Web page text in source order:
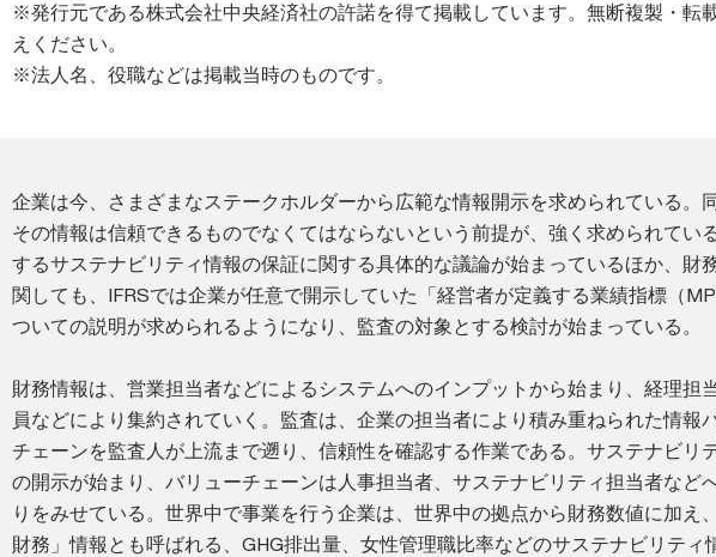
※発行元である株式会社中央経済社の許諾を得て掲載しています。無断複製・転
えください。
※法人名、役職などは掲載当時のものです。
企業は今、さまざまなステークホルダーから広範な情報開示を求められている。同
その情報は信頼できるものでなくてはならないという前提が、強く求められてい
するサステナビリティ情報の保証に関する具体的な議論が始まっているほか、財
関しても、IFRSでは企業が任意で開示していた「経営者が定義する業績指標（
ついての説明が求められるようになり、監査の対象とする検討が始まっている。
財務情報は、営業担当者などによるシステムへのインプットから始まり、経理担
員などにより集約されていく。監査は、企業の担当者により積み重ねられた情報
チェーンを監査人が上流まで遡り、信頼性を確認する作業である。サステナビリ
の開示が始まり、バリューチェーンは人事担当者、サステナビリティ担当者など
りをみせている。世界中で事業を行う企業は、世界中の拠点から財務数値に加え
財務」情報とも呼ばれる、GHG排出量、女性管理職比率などのサステナビリティ